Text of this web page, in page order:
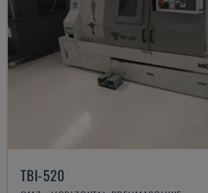
TBI-520